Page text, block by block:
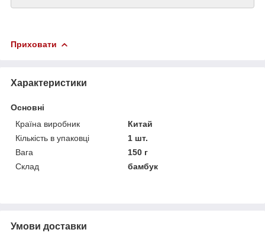
Приховати
Характеристики
Основні
Країна виробник
Китай
Кількість в упаковці
1 шт.
Вага
150 г
Склад
бамбук
Умови доставки